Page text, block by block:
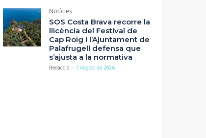
Notícies
SOS Costa Brava recorre la
llicència del Festival de
Cap Roig i l’Ajuntament de
Palafrugell defensa que
s’ajusta a la normativa
Redacció - 7 d'agost de 2026